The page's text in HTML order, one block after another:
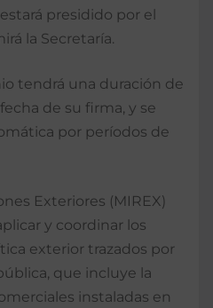
presidido por el
la Secretaría.
tendrá una duración de
de su firma, y se
por períodos de
Exteriores (MIREX)
y coordinar los
exterior trazados por
que incluye la
instaladas en